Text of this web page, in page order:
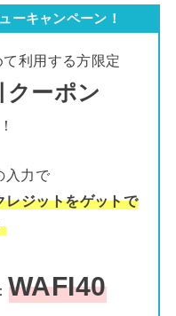
ーキャンペーン！
て利用する方限定
クーポン
入力で
ジットをゲットで
WAFI40